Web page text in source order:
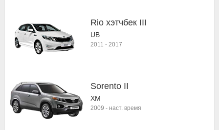
Rio хэтчбек III
UB
2011 - 2017
Sorento II
XM
2009 - наст. время